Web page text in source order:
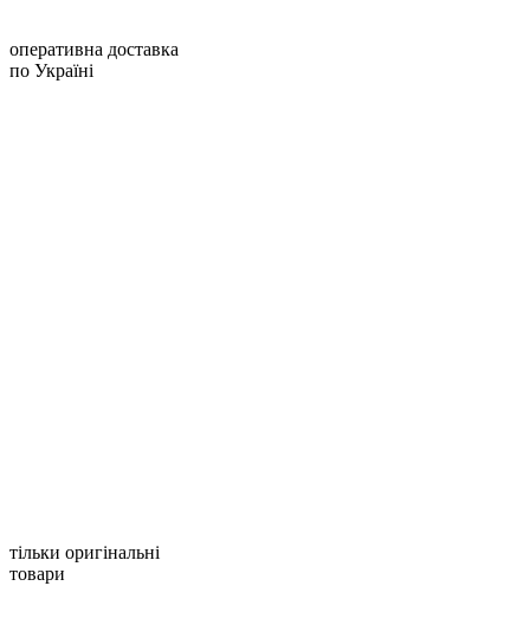
оперативна доставка
по Україні
тільки оригінальні
товари